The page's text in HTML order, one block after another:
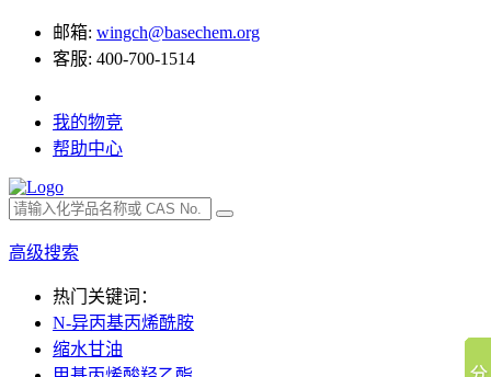
邮箱: wingch@basechem.org
客服: 400-700-1514
我的物竞
帮助中心
高级搜索
热门关键词：
N-异丙基丙烯酰胺
缩水甘油